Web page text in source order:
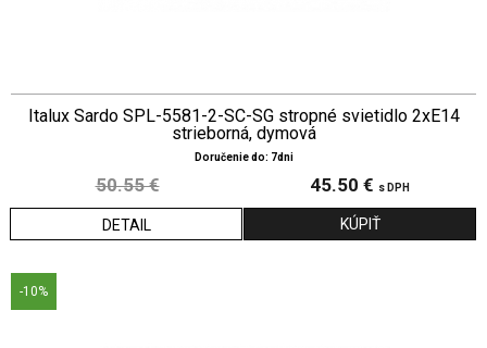
Italux Sardo SPL-5581-2-SC-SG stropné svietidlo 2xE14
strieborná, dymová
Doručenie do: 7dni
50.55 € 45.50 € s DPH
DETAIL
-10%